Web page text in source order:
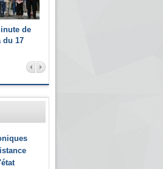
de
du 17